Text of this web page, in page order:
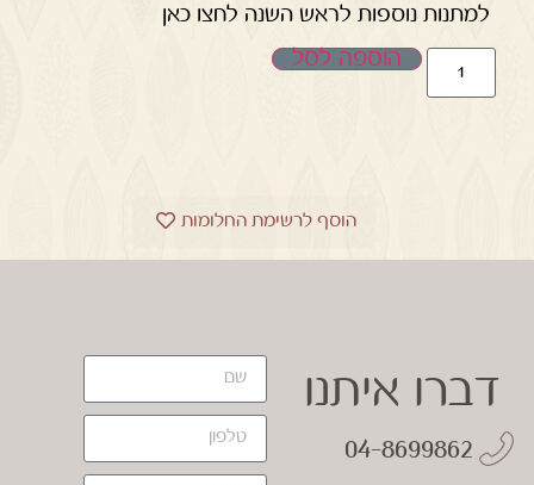
למתנות נוספות לראש השנה לחצו כאן
הוספה לסל
הוסף לרשימת החלומות
דברו איתנו
04-8699862